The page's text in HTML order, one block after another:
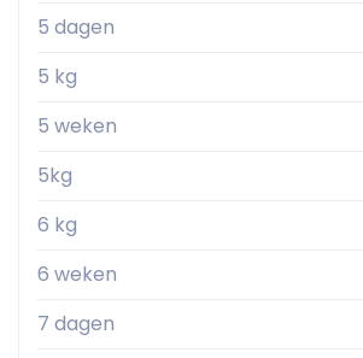
5 dagen
5 kg
5 weken
5kg
6 kg
6 weken
7 dagen